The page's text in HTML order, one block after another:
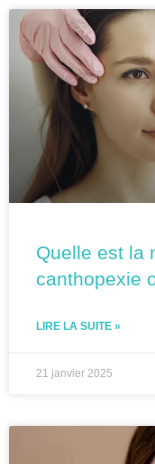
Quelle est la
canthopexie
LIRE LA SUITE »
21 janvier 2025